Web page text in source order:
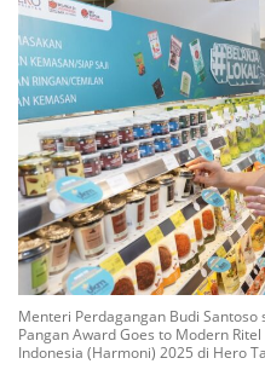
Menteri Perdagangan Budi
Pangan Award Goes to Modern
Indonesia (Harmoni) 2025 di Hero